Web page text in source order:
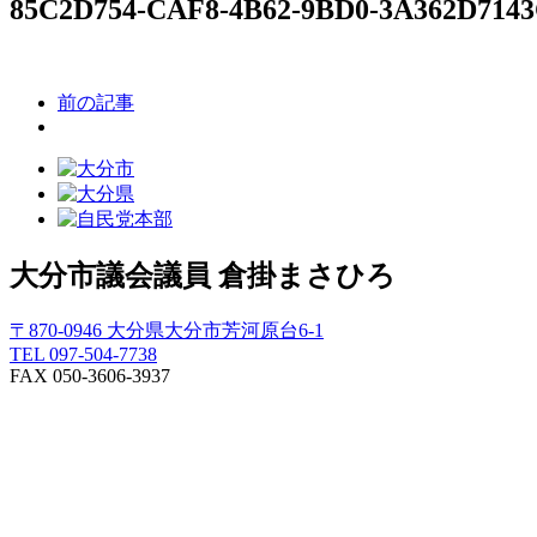
85C2D754-CAF8-4B62-9BD0-
前の記事
大分市議会議員 倉掛まさひろ
〒870-0946 大分県大分市芳河原台6-1
TEL 097-504-7738
FAX 050-3606-3937